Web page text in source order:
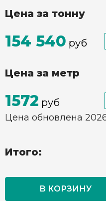
Цена за тонну
154 540 руб
Цена за метр
1572 руб
Цена обновлена
Итого:
В КОРЗИНУ